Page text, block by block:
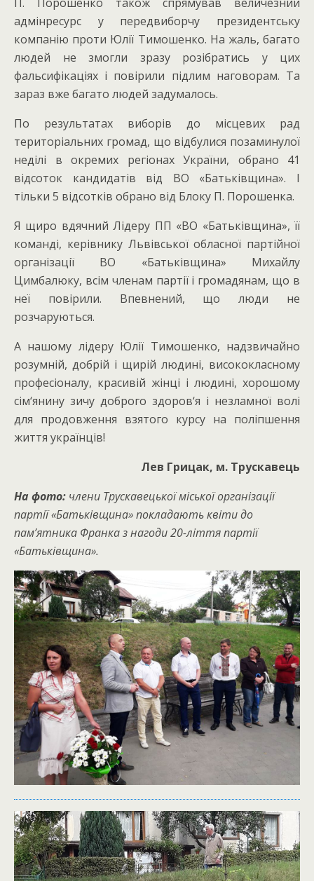
адмінресурс у передвиборчу президентську
компанію проти Юлії Тимошенко. На жаль, багато
людей не змогли зразу розібратись у цих
фальсифікаціях і повірили підлим наговорам. Та
зараз вже багато людей задумалось.
По результатах виборів до місцевих рад
територіальних громад, що відбулися позаминулої
неділі в окремих регіонах України, обрано 41
відсоток кандидатів від ВО «Батьківщина». І
тільки 5 відсотків обрано від Блоку П. Порошенка.
Я щиро вдячний Лідеру ПП «ВО «Батьківщина», її
команді, керівнику Львівської обласної партійної
організації ВО «Батьківщина» Михайлу
Цимбалюку, всім членам партії і громадянам, що в
неї повірили. Впевнений, що люди не
розчаруються.
А нашому лідеру Юлії Тимошенко, надзвичайно
розумній, добрій і щирій людині, висококласному
професіоналу, красивій жінці і людині, хорошому
сім‘янину зичу доброго здоров‘я і незламної волі
для продовження взятого курсу на поліпшення
життя українців!
Лев Грицак, м. Трускавець
На фото: члени Трускавецької міської організації
партії «Батьківщина» покладають квіти до
пам’ятника Франка з нагоди 20-ліття партії
«Батьківщина».